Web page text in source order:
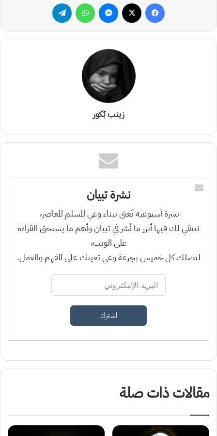
زينب بُكور
نشرة تبيان
نشرة أسبوعية تُعنى ببناء وعي المسلم المعاصر،
ننتقي لك فيها أبرز ما نُشر في تبيان وأهم ما يستحق القراءة
على الويب،
لتصلك كل خميس بجرعة وعي تعينك على الفهم والعمل.
اشترك
مقالات ذات صلة